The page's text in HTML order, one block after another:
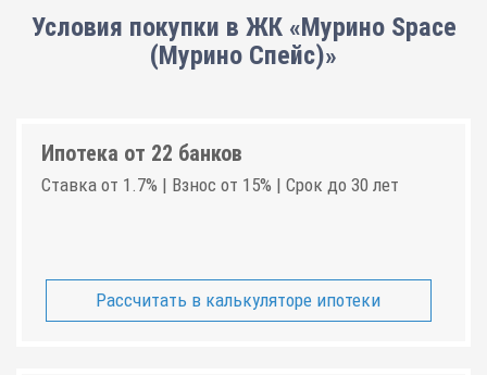
Условия покупки в ЖК «Мурино Space
(Мурино Спейс)»
Ипотека от 22 банков
Ставка от 1.7% | Взнос от 15% | Срок до 30 лет
Рассчитать в калькуляторе ипотеки